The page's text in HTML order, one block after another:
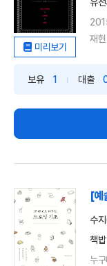
미리보기
재
보유 1 대출
[예
수
책밥
누